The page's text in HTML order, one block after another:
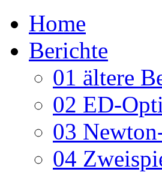
Home
Berichte
01 ältere
02 ED-
03
04